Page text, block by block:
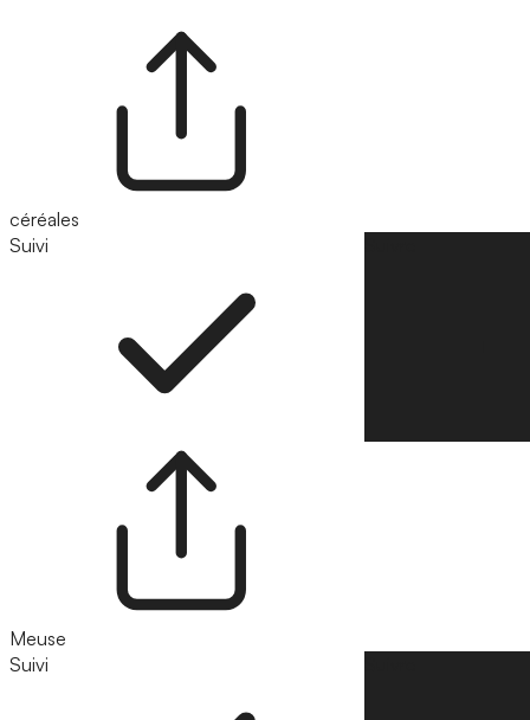
céréales
Suivi
Meuse
Suivi